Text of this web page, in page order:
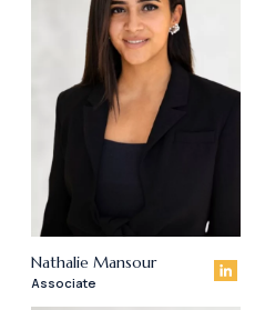
Nathalie Mansour
Associate